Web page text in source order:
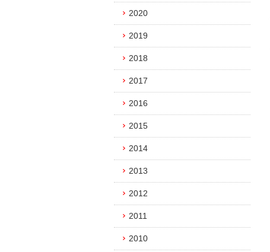
2020
2019
2018
2017
2016
2015
2014
2013
2012
2011
2010